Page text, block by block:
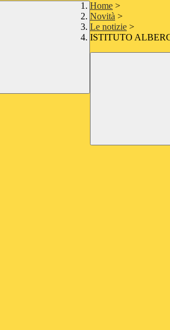
Home >
Novità >
Le notizie >
ISTITUTO